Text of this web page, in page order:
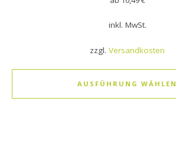
inkl. MwSt.
zzgl.Versandkosten
AUSFÜHRUNG WÄHLEN